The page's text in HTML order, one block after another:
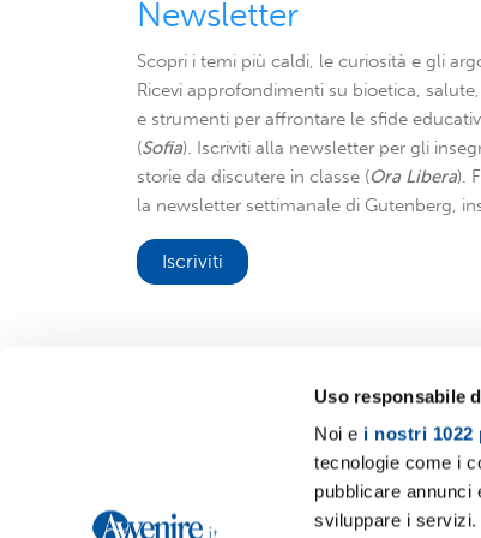
Uso responsabile
Noi e i nostri 1022
tecnologie come i
pubblicare annunci
sviluppare i
Newsletter
Scopri i temi più caldi, le curiosità e gli
Ricevi approfondimenti su bioetica,
e strumenti per affrontare le sfide
(Sofia). Iscriviti alla newsletter per gli
storie da discutere in classe (Ora Libera).
la newsletter settimanale di Gutenberg,
Iscriviti